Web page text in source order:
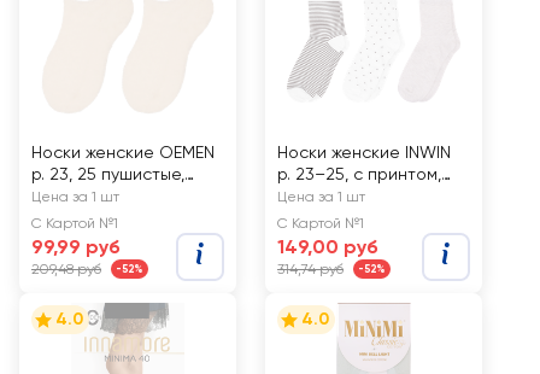
Носки женские OEMEN
р. 23, 25 пушистые,
розовые, Арт. CR-5-9
Цена за 1 шт
С Картой №1
99,99 руб
209,48 руб -52%
Носки женские INWIN
р. 23–25, с принтом,
Арт. VEG-swbei3,
3пары
Цена за 1 шт
С Картой №1
149,00 руб
314,74 руб -52%
4.0 4.0